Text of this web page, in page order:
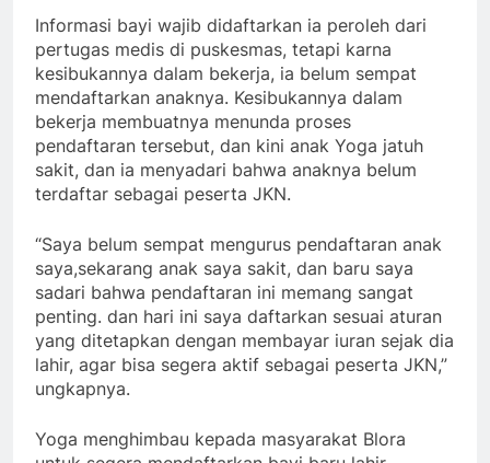
Informasi bayi wajib didaftarkan ia peroleh dari
pertugas medis di puskesmas, tetapi karna
kesibukannya dalam bekerja, ia belum sempat
mendaftarkan anaknya. Kesibukannya dalam
bekerja membuatnya menunda proses
pendaftaran tersebut, dan kini anak Yoga jatuh
sakit, dan ia menyadari bahwa anaknya belum
terdaftar sebagai peserta JKN.
“Saya belum sempat mengurus pendaftaran anak
saya,sekarang anak saya sakit, dan baru saya
sadari bahwa pendaftaran ini memang sangat
penting. dan hari ini saya daftarkan sesuai aturan
yang ditetapkan dengan membayar iuran sejak dia
lahir, agar bisa segera aktif sebagai peserta JKN,”
ungkapnya.
Yoga menghimbau kepada masyarakat Blora